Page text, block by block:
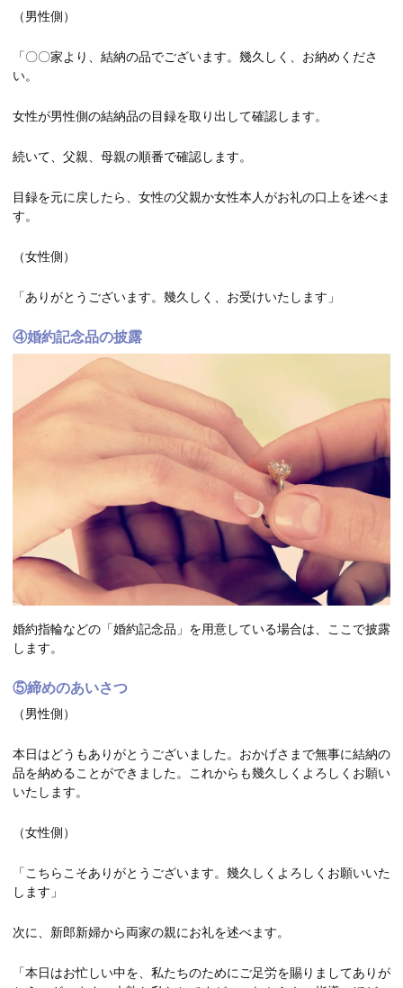
（男性側）
「〇〇家より、結納の品でございます。幾久しく、お納めくださ
い。
女性が男性側の結納品の目録を取り出して確認します。
続いて、父親、母親の順番で確認します。
目録を元に戻したら、女性の父親か女性本人がお礼の口上を述べま
す。
（女性側）
「ありがとうございます。幾久しく、お受けいたします」
④婚約記念品の披露
婚約指輪などの「婚約記念品」を用意している場合は、ここで披露
します。
⑤締めのあいさつ
（男性側）
本日はどうもありがとうございました。おかげさまで無事に結納の
品を納めることができました。これからも幾久しくよろしくお願い
いたします。
（女性側）
「こちらこそありがとうございます。幾久しくよろしくお願いいた
します」
次に、新郎新婦から両家の親にお礼を述べます。
「本日はお忙しい中を、私たちのためにご足労を賜りましてありが